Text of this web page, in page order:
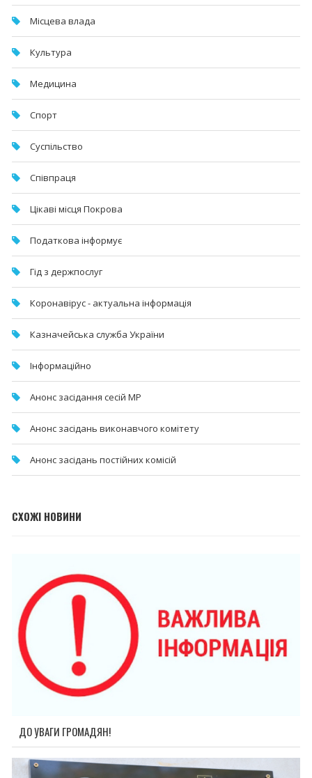
Місцева влада
Культура
Медицина
Спорт
Суспільство
Співпраця
Цікаві місця Покрова
Податкова інформує
Гід з держпослуг
Коронавірус - актуальна інформація
Казначейська служба України
Інформаційно
Анонс засідання сесій МР
Анонс засідань виконавчого комітету
Анонс засідань постійних комісій
СХОЖІ НОВИНИ
ДО УВАГИ ГРОМАДЯН!